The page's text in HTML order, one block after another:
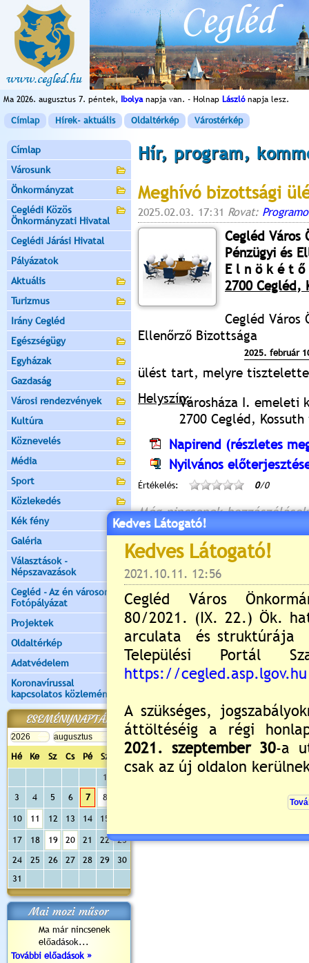
Ma 2026. augusztus 7. péntek, Ibolyanapja van. - Holnap Lászlónapja lesz.
Címlap Hírek- aktuális Oldaltérkép Várostérkép
Címlap
Városunk
Önkormányzat
Ceglédi Közös
Önkormányzati Hivatal
Ceglédi Járási Hivatal
Pályázatok
Aktuális
Turizmus
Irány Cegléd
Egészségügy
Egyházak
Gazdaság
Városi rendezvények
Kultúra
Köznevelés
Média
Sport
Közlekedés
Kék fény
Galéria
Választások -
Népszavazások
Cegléd - Az én városom -
Fotópályázat
Projektek
Oldaltérkép
Adatvédelem
Koronavírussal
kapcsolatos közlemények
ESEMÉNYNAPTÁR
Hé Ke Sz Cs Pé Sz
Va
1
3
4 5 6 7 8
10 11 12 13 14 15
17 18 19 20 21 22
23
24
25 26 27 28 29
30
31
Mai mozi műsor
Ma már nincsenek
előadások...
További előadások »
Hír, program,
Meghívó bizottsági
2025.02.03. 17:31 Rovat:
Cegléd Város
Pénzügyi és
E l n ö k é t ő
2700 Cegléd,
Cegléd Város
Ellenőrző Bizottsága
2025. február
ülést tart, melyre
Helyszín:Városháza I. emeleti
2700 Cegléd,
Napirend (részletes
Nyilvános
Értékelés: 0/0
Még nincsenek hozzászólások
Új hozzászólás:
Kérjük jelentkezzen be,
Kedves Látogató!